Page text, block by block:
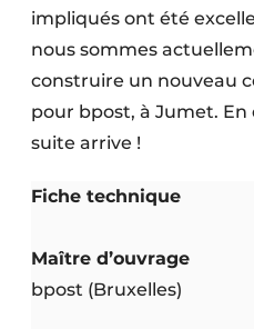
impliqués ont été
nous sommes
construire un nouveau
pour bpost, à Jumet. En
suite arrive !
Fiche technique
Maître d’ouvrage
bpost (Bruxelles)